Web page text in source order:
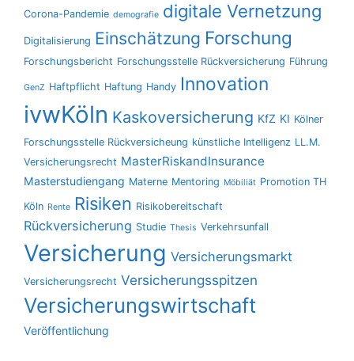
Corona-Pandemie demografie digitale Vernetzung
Digitalisierung Einschätzung Forschung
Forschungsbericht Forschungsstelle Rückversicherung Führung
GenZ Haftpflicht Haftung Handy Innovation
ivwKöln Kaskoversicherung KfZ KI Kölner
Forschungsstelle Rückversicheung künstliche Intelligenz LL.M.
Versicherungsrecht MasterRiskandInsurance
Masterstudiengang Materne Mentoring Möbiliät Promotion TH
Köln Rente Risiken Risikobereitschaft
Rückversicherung Studie Thesis Verkehrsunfall
Versicherung Versicherungsmarkt
Versicherungsrecht Versicherungsspitzen
Versicherungswirtschaft
Veröffentlichung